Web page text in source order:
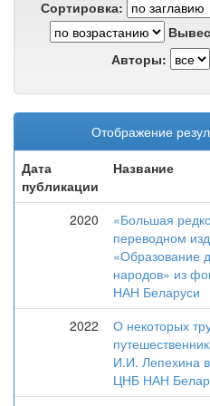
Сортировка:
Авторы:
Отображение
Дата
публикации
Название
2020
«Большая
переводном
«Образование
народов» из
НАН Беларуси
2022
О некоторых
И.И. Лепехина
ЦНБ НАН